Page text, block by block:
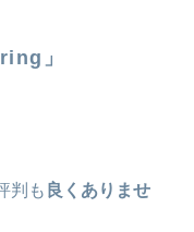
」
判も 良くありませ